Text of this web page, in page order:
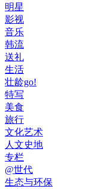
明星
影视
音乐
韩流
送礼
生活
壮龄go!
特写
美食
旅行
文化艺术
人文史地
专栏
@世代
生态与环保